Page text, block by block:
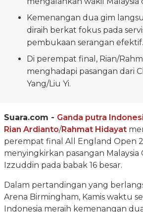
Kemenangan dua gim
diraih berkat fokus pada
pembukaan serangan efektif.
Di perempat final, Rian/
menghadapi pasangan dari
Yang/Liu Yi.
Suara.com - Ganda putra
Rian Ardianto/Rahmat Hidayat
perempat final All England Open
menyingkirkan pasangan Malaysia
Izzuddin pada babak 16 besar.
Dalam pertandingan yang
Arena Birmingham, Kamis waktu
Indonesia meraih kemenangan